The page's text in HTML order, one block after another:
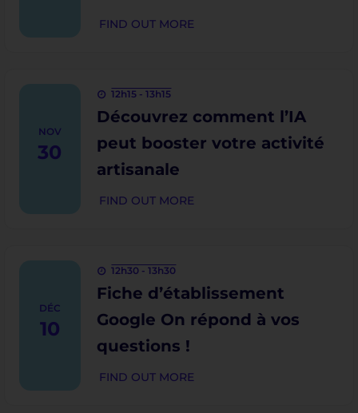
FIND OUT MORE
NOV
30
12h15 - 13h15
Découvrez comment l’IA
peut booster votre activité
artisanale
FIND OUT MORE
DÉC
10
12h30 - 13h30
Fiche d’établissement
Google On répond à vos
questions !
FIND OUT MORE